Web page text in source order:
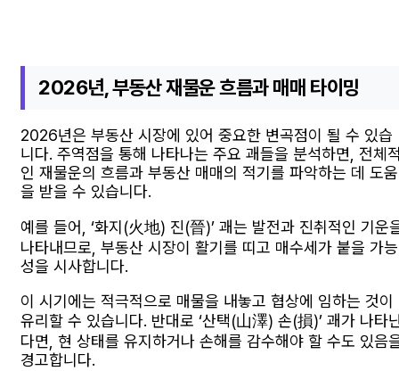
2026년, 부동산 재물운 흐름과 매매 타이밍
2026년은 부동산 시장에 있어 중요한 변곡점이 될 수 있습
니다. 주역점을 통해 나타나는 주요 괘들을 분석하면, 전체
인 재물운의 흐름과 부동산 매매의 적기를 파악하는 데 도움
을 받을 수 있습니다.
예를 들어, ‘화지(火地) 진(晉)’ 괘는 발전과 진취적인 기운
나타내므로, 부동산 시장이 활기를 띠고 매수세가 붙을 가능
성을 시사합니다.
이 시기에는 적극적으로 매물을 내놓고 협상에 임하는 것이
유리할 수 있습니다. 반대로 ‘산택(山澤) 손(損)’ 괘가 나타
다면, 현 상태를 유지하거나 손해를 감수해야 할 수도 있음
경고합니다.